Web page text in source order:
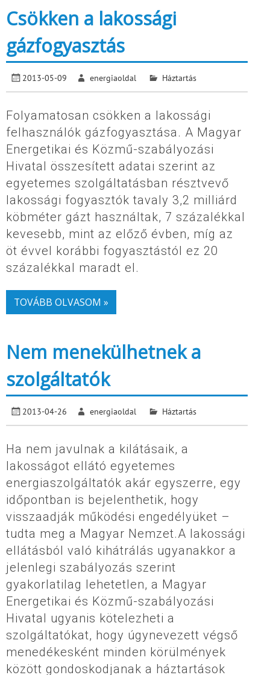
Csökken a lakossági
gázfogyasztás
2013-05-09 energiaoldal Háztartás
Folyamatosan csökken a lakossági
felhasználók gázfogyasztása. A Magyar
Energetikai és Közmű-szabályozási
Hivatal összesített adatai szerint az
egyetemes szolgáltatásban résztvevő
lakossági fogyasztók tavaly 3,2 milliárd
köbméter gázt használtak, 7 százalékkal
kevesebb, mint az előző évben, míg az
öt évvel korábbi fogyasztástól ez 20
százalékkal maradt el.
TOVÁBB OLVASOM »
Nem menekülhetnek a
szolgáltatók
2013-04-26 energiaoldal Háztartás
Ha nem javulnak a kilátásaik, a
lakosságot ellátó egyetemes
energiaszolgáltatók akár egyszerre, egy
időpontban is bejelenthetik, hogy
visszaadják működési engedélyüket –
tudta meg a Magyar Nemzet.A lakossági
ellátásból való kihátrálás ugyanakkor a
jelenlegi szabályozás szerint
gyakorlatilag lehetetlen, a Magyar
Energetikai és Közmű-szabályozási
Hivatal ugyanis kötelezheti a
szolgáltatókat, hogy úgynevezett végső
menedékesként minden körülmények
között gondoskodjanak a háztartások